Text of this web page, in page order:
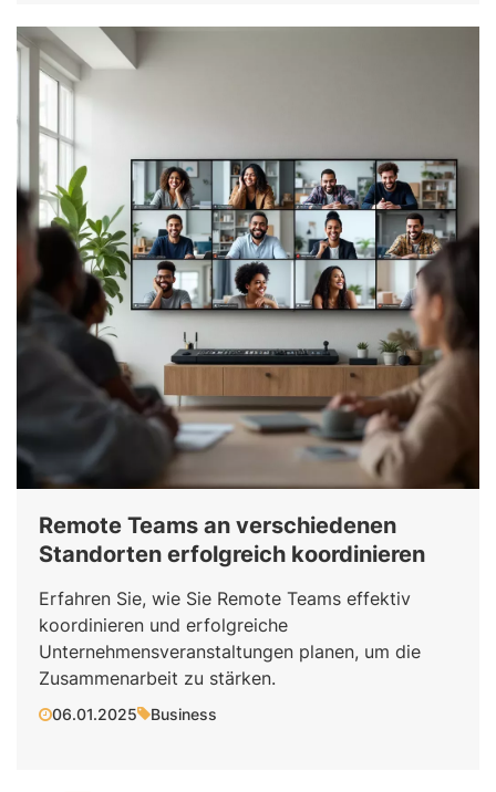
Remote Teams an verschiedenen
Standorten erfolgreich koordinieren
Erfahren Sie, wie Sie Remote Teams effektiv
koordinieren und erfolgreiche
Unternehmensveranstaltungen planen, um die
Zusammenarbeit zu stärken.
06.01.2025 Business